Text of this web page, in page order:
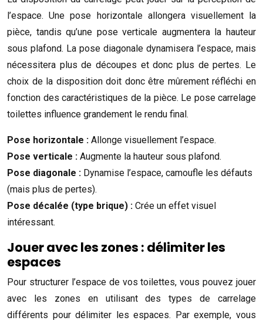
l’espace. Une pose horizontale allongera visuellement la
pièce, tandis qu’une pose verticale augmentera la hauteur
sous plafond. La pose diagonale dynamisera l’espace, mais
nécessitera plus de découpes et donc plus de pertes. Le
choix de la disposition doit donc être mûrement réfléchi en
fonction des caractéristiques de la pièce. Le pose carrelage
toilettes influence grandement le rendu final.
Pose horizontale : Allonge visuellement l’espace.
Pose verticale : Augmente la hauteur sous plafond.
Pose diagonale : Dynamise l’espace, camoufle les défauts
(mais plus de pertes).
Pose décalée (type brique) : Crée un effet visuel
intéressant.
Jouer avec les zones : délimiter les
espaces
Pour structurer l’espace de vos toilettes, vous pouvez jouer
avec les zones en utilisant des types de carrelage
différents pour délimiter les espaces. Par exemple, vous